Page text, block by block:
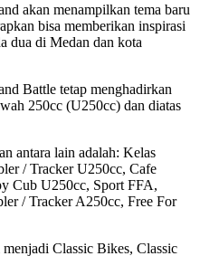
akan menampilkan tema baru
bisa memberikan inspirasi
dua di Medan dan kota
Battle tetap menghadirkan
250cc (U250cc) dan diatas
antara lain adalah: Kelas
/ Tracker U250cc, Cafe
Cub U250cc, Sport FFA,
/ Tracker A250cc, Free For
Classic Bikes, Classic